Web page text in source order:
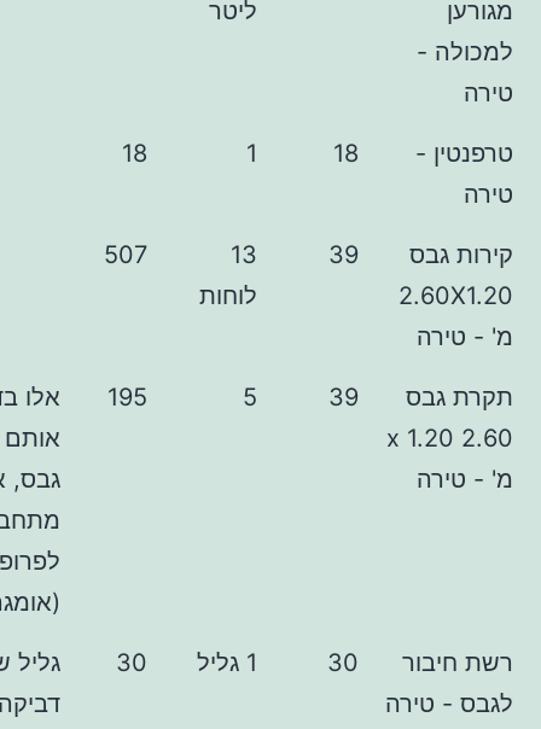
18
1
18
39
13
507
2.60 x
39
5
195
אלו בדיוק
אותם קירות
לפרופיל שונה
30 1 גליל 30
גליל של רשת
דביקה (כמו